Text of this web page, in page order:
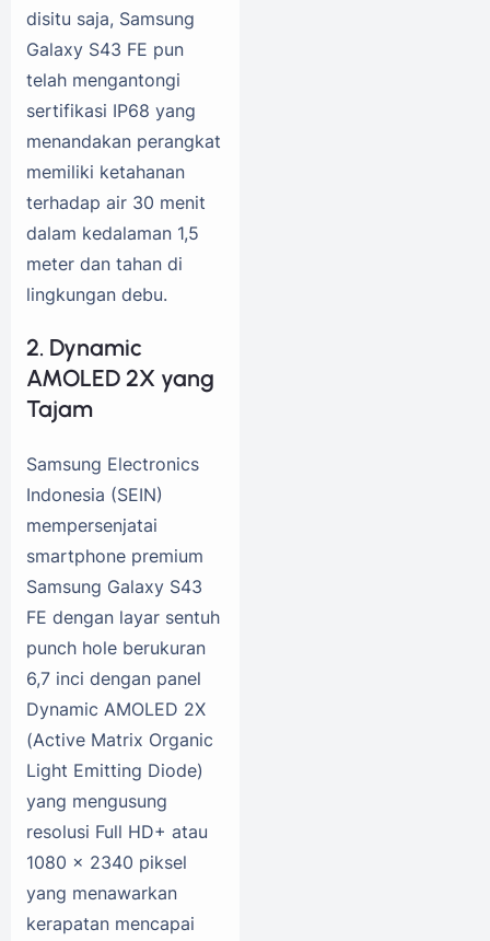
disitu saja, Samsung
Galaxy S43 FE pun
telah mengantongi
sertifikasi IP68 yang
menandakan perangkat
memiliki ketahanan
terhadap air 30 menit
dalam kedalaman 1,5
meter dan tahan di
lingkungan debu.
2. Dynamic
AMOLED 2X yang
Tajam
Samsung Electronics
Indonesia (SEIN)
mempersenjatai
smartphone premium
Samsung Galaxy S43
FE dengan layar sentuh
punch hole berukuran
6,7 inci dengan panel
Dynamic AMOLED 2X
(Active Matrix Organic
Light Emitting Diode)
yang mengusung
resolusi Full HD+ atau
1080 x 2340 piksel
yang menawarkan
kerapatan mencapai